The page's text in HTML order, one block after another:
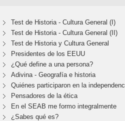
Test de Historia - Cultura General (I)
Test de Historia - Cultura General (II)
Test de Historia y Cultura General
Presidentes de los EEUU
¿Qué define a una persona?
Adivina - Geografía e historia
Quiénes participaron en la
Pensadores de la ética
En el SEAB me formo integralmente
¿Sabes qué es?